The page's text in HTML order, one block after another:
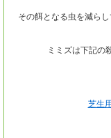
その餌となる虫を減ら
ミミズは下記の
芝生